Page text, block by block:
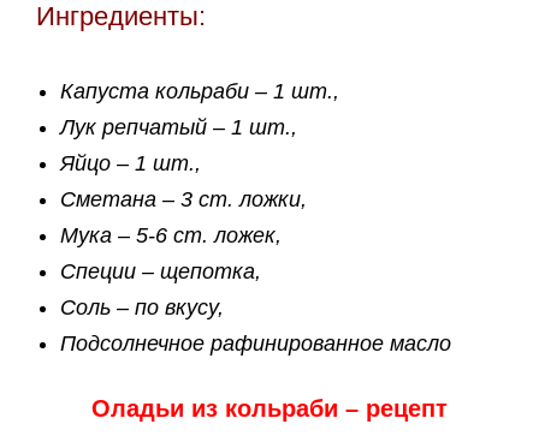
Ингредиенты:
Капуста кольраби – 1 шт.,
Лук репчатый – 1 шт.,
Яйцо – 1 шт.,
Сметана – 3 ст. ложки,
Мука – 5-6 ст. ложек,
Специи – щепотка,
Соль – по вкусу,
Подсолнечное рафинированное масло
Оладьи из кольраби – рецепт